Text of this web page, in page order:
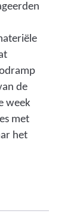
de
week
met
het